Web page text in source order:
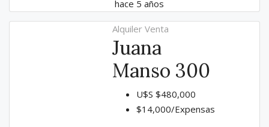
hace 5 años
Alquiler Venta
Juana
Manso 300
U$S $480,000
$14,000/Expensas